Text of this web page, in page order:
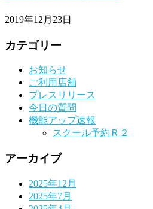
2019年12月23日
カテゴリー
お知らせ
ご利用店舗
プレスリリース
今日の質問
機能アップ速報
スクール予約Ｒ２
アーカイブ
2025年12月
2025年7月